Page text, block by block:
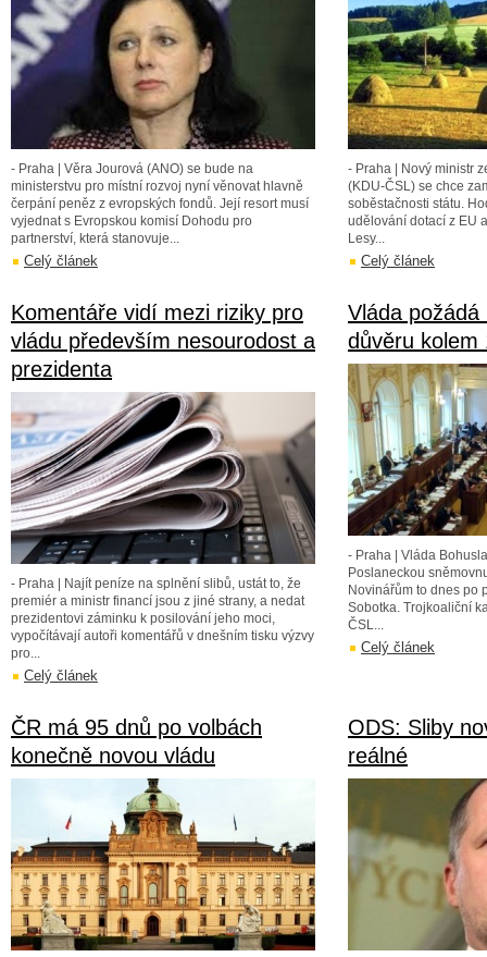
- Praha | Věra Jourová (ANO) se bude na
ministerstvu pro místní rozvoj nyní věnovat hlavně
čerpání peněz z evropských fondů. Její resort musí
vyjednat s Evropskou komisí Dohodu pro
partnerství, která stanovuje...
Celý článek
- Praha | Nový ministr
(KDU-ČSL) se chce
soběstačnosti státu.
udělování dotací z EU
Lesy...
Celý článek
Komentáře vidí mezi riziky pro
vládu především nesourodost a
prezidenta
- Praha | Najít peníze na splnění slibů, ustát to, že
premiér a ministr financí jsou z jiné strany, a nedat
prezidentovi záminku k posilování jeho moci,
vypočítávají autoři komentářů v dnešním tisku výzvy
pro...
Celý článek
Vláda
důvěru kolem
- Praha | Vláda
Poslaneckou
Novinářům to dnes po
Sobotka. Trojkoaliční
ČSL...
Celý článek
ČR má 95 dnů po volbách
konečně novou vládu
ODS: Sliby
reálné